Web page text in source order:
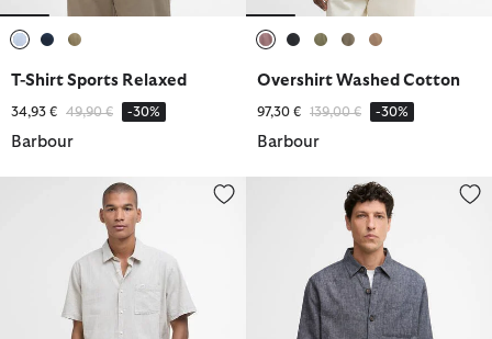
T-Shirt Sports Relaxed
34,93 € Reduziert von
49,90 €bis-30%
Barbour
Overshirt Washed Cotton
97,30 € Reduziert von
139,00 €bis-30%
Barbour
Hemd Nelson Summer Shirt Overshirt Stillwater aus